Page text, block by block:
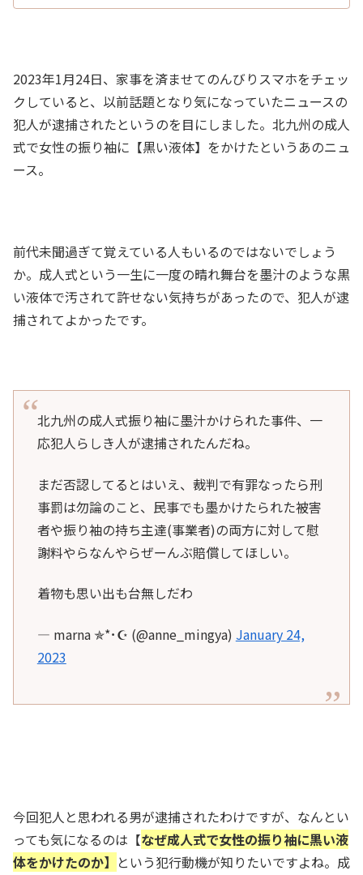
2023年1月24日、家事を済ませてのんびりスマホをチェッ
クしていると、以前話題となり気になっていたニュースの
犯人が逮捕されたというのを目にしました。北九州の成人
式で女性の振り袖に【黒い液体】をかけたというあのニュ
ース。
前代未聞過ぎて覚えている人もいるのではないでしょう
か。成人式という一生に一度の晴れ舞台を墨汁のような黒
い液体で汚されて許せない気持ちがあったので、犯人が逮
捕されてよかったです。
北九州の成人式振り袖に墨汁かけられた事件、一
応犯人らしき人が逮捕されたんだね。
まだ否認してるとはいえ、裁判で有罪なったら刑
事罰は勿論のこと、民事でも墨かけたられた被害
者や振り袖の持ち主達(事業者)の両方に対して慰
謝料やらなんやらぜーんぶ賠償してほしい。
着物も思い出も台無しだわ
— marna ✯*･☪ (@anne_mingya) January 24,
2023
今回犯人と思われる男が逮捕されたわけですが、なんとい
っても気になるのは【なぜ成人式で女性の振り袖に黒い液
体をかけたのか】 という犯行動機が知りたいですよね。成